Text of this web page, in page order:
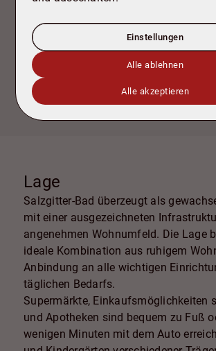
Lage
Salzgitter-Bad überzeugt als
mit einer ausgezeichneten
angenehmen Wohnumfeld. Die Lage
ideale Kombination aus ruhigem
Anbindung an alle wichtigen
täglichen Bedarfs.
Supermärkte, Einkaufsmöglichkeiten
und Apotheken sind bequem zu Fuß
wenigen Minuten mit dem Auto
Einstellungen
Alle ablehnen
Alle akzeptieren